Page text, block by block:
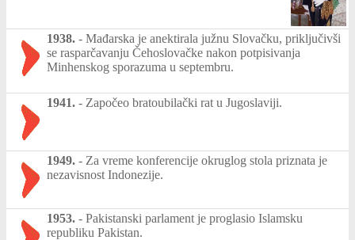
1938. - Mađarska je anektirala južnu Slovačku, priključivši
se rasparčavanju Čehoslovačke nakon potpisivanja
Minhenskog sporazuma u septembru.
1941. - Započeo bratoubilački rat u Jugoslaviji.
1949. - Za vreme konferencije okruglog stola priznata je
nezavisnost Indonezije.
1953. - Pakistanski parlament je proglasio Islamsku
republiku Pakistan.